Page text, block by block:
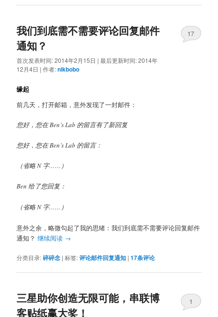
我们到底需不需要评论回复邮件
通知？
首次发表时间:2014年2月15日 |最后更新时间:2014年
12月4日 |作者:nikbobo
17
缘起
前几天，打开邮箱，意外发现了一封邮件：
您好，您在 Ben’s Lab 的留言有了新回复
您好，您在 Ben’s Lab 的留言：
（省略 N 字……）
Ben 给了您回复：
（省略 N 字……）
意外之余，略微勾起了我的思绪：我们到底需不需要评论回复邮件
通知？继续阅读 →
分类目录:碎碎念 |标签:评论邮件回复通知 |17条评论
三星助你创造无限可能，串联博
客贴纸赢大奖！
1